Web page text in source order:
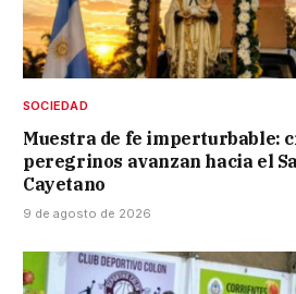
SOCIEDAD
Muestra de fe imperturbable:
peregrinos avanzan hacia el
Cayetano
9 de agosto de 2026